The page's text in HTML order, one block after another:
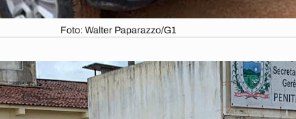
Foto: Walter Paparazzo/G1